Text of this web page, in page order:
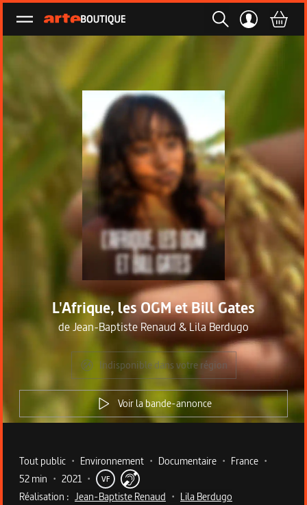
Ouvrir le menu
L'Afrique, les OGM et Bill Gates
deJean-Baptiste Renaud&Lila Berdugo
Indisponible dans votre région
Voir la bande-annonce
Metadata du programme
Tout public • Environnement • Documentaire • France •
52 min • 2021 • VF
Réalisation : Jean-Baptiste Renaud • Lila Berdugo